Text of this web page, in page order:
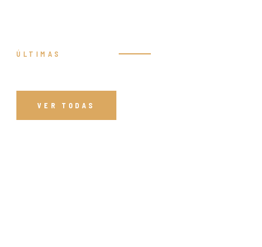
ÚLTIMAS
VER TODAS